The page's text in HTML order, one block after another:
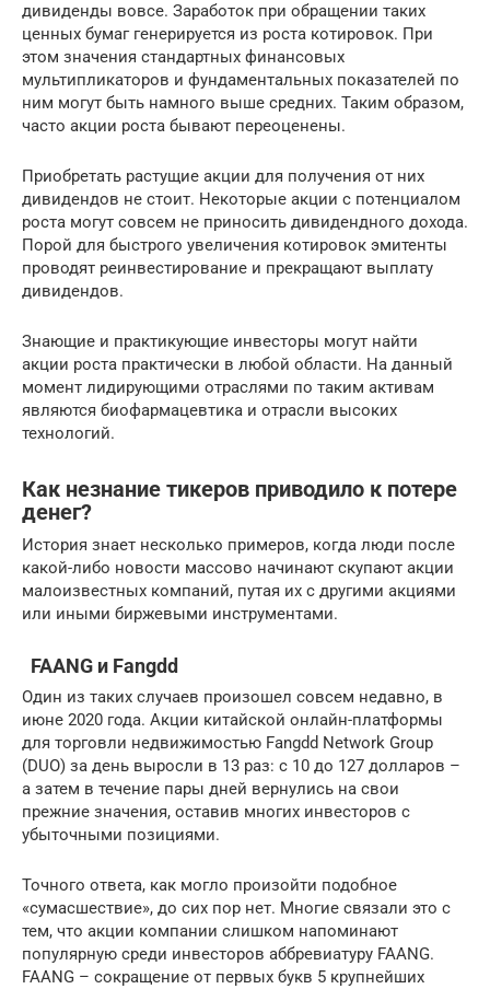
дивиденды вовсе. Заработок при обращении таких
ценных бумаг генерируется из роста котировок. При
этом значения стандартных финансовых
мультипликаторов и фундаментальных показателей по
ним могут быть намного выше средних. Таким образом,
часто акции роста бывают переоценены.
Приобретать растущие акции для получения от них
дивидендов не стоит. Некоторые акции с потенциалом
роста могут совсем не приносить дивидендного дохода.
Порой для быстрого увеличения котировок эмитенты
проводят реинвестирование и прекращают выплату
дивидендов.
Знающие и практикующие инвесторы могут найти
акции роста практически в любой области. На данный
момент лидирующими отраслями по таким активам
являются биофармацевтика и отрасли высоких
технологий.
Как незнание тикеров приводило к потере
денег?
История знает несколько примеров, когда люди после
какой-либо новости массово начинают скупают акции
малоизвестных компаний, путая их с другими акциями
или иными биржевыми инструментами.
FAANG и Fangdd
Один из таких случаев произошел совсем недавно, в
июне 2020 года. Акции китайской онлайн-платформы
для торговли недвижимостью Fangdd Network Group
(DUO) за день выросли в 13 раз: с 10 до 127 долларов –
а затем в течение пары дней вернулись на свои
прежние значения, оставив многих инвесторов с
убыточными позициями.
Точного ответа, как могло произойти подобное
«сумасшествие», до сих пор нет. Многие связали это с
тем, что акции компании слишком напоминают
популярную среди инвесторов аббревиатуру FAANG.
FAANG – сокращение от первых букв 5 крупнейших